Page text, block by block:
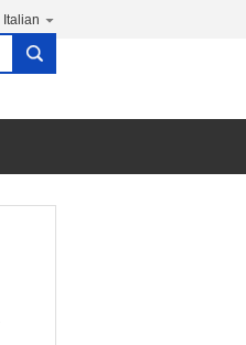
Italian
search